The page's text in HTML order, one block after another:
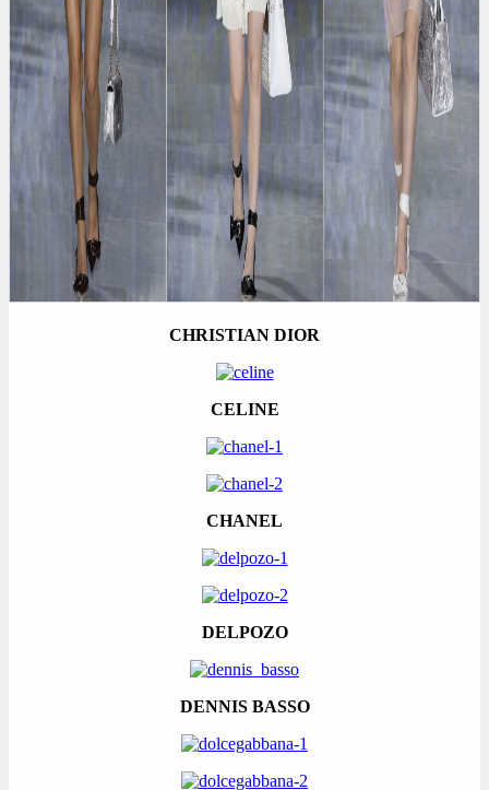
CHRISTIAN DIOR
CELINE
CHANEL
DELPOZO
DENNIS BASSO